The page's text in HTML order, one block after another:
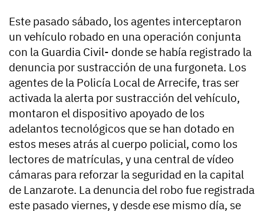
Este pasado sábado, los agentes interceptaron
un vehículo robado en una operación conjunta
con la Guardia Civil- donde se había registrado la
denuncia por sustracción de una furgoneta. Los
agentes de la Policía Local de Arrecife, tras ser
activada la alerta por sustracción del vehículo,
montaron el dispositivo apoyado de los
adelantos tecnológicos que se han dotado en
estos meses atrás al cuerpo policial, como los
lectores de matrículas, y una central de vídeo
cámaras para reforzar la seguridad en la capital
de Lanzarote. La denuncia del robo fue registrada
este pasado viernes, y desde ese mismo día, se